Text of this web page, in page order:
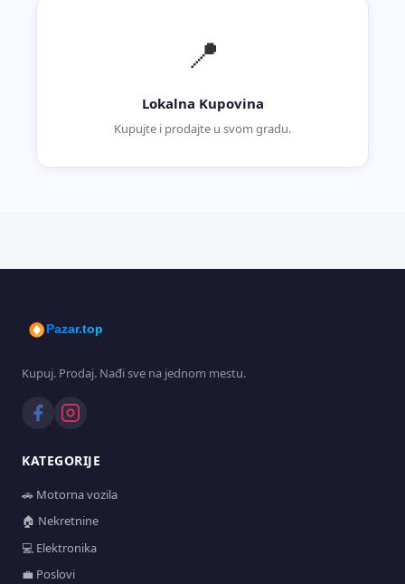
📍
Lokalna Kupovina
Kupujte i prodajte u svom gradu.
Pazar.top
Kupuj. Prodaj. Nađi sve na jednom mestu.
KATEGORIJE
🚗 Motorna vozila
🏠 Nekretnine
💻 Elektronika
💼 Poslovi